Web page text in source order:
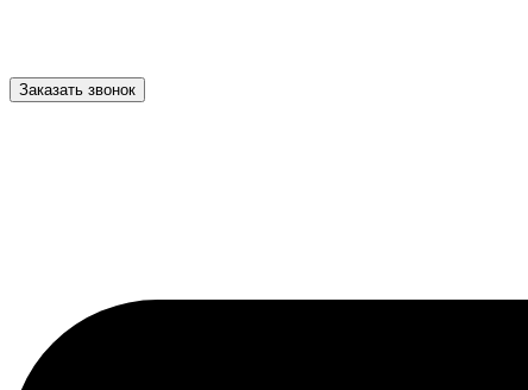
Заказать звонок